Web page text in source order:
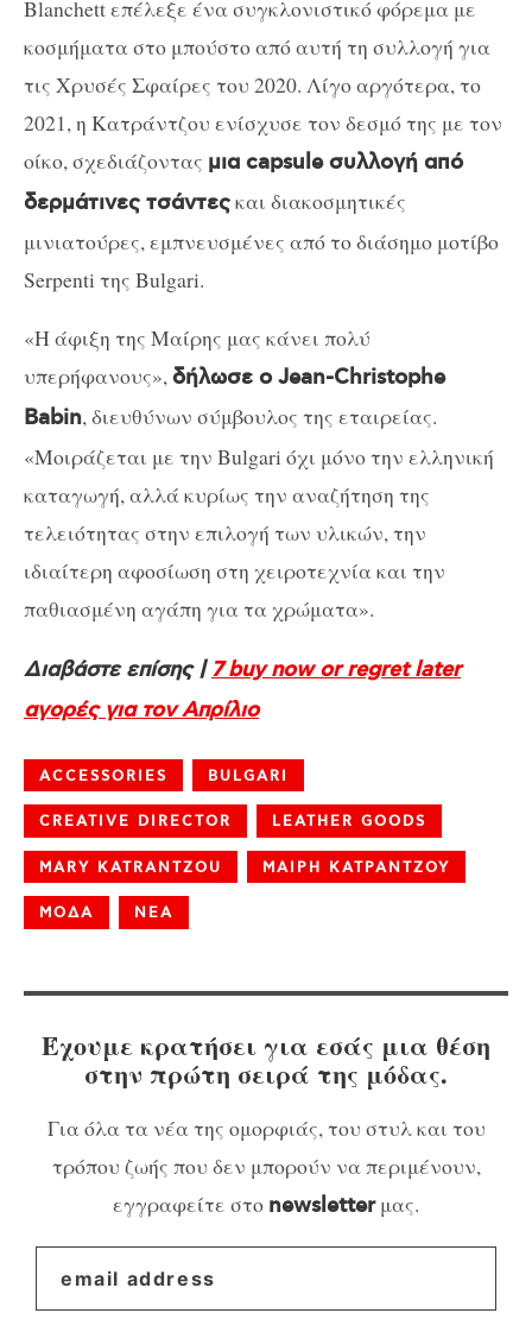
Blanchett επέλεξε ένα συγκλονιστικό φόρεμα με
κοσμήματα στο μπούστο από αυτή τη συλλογή για
τις Χρυσές Σφαίρες του 2020. Λίγο αργότερα, το
2021, η Κατράντζου ενίσχυσε τον δεσμό της με τον
οίκο, σχεδιάζοντας μια capsule συλλογή από
δερμάτινες τσάντεςκαι διακοσμητικές
μινιατούρες, εμπνευσμένες από το διάσημο μοτίβο
Serpenti της Bulgari.
«Η άφιξη της Μαίρης μας κάνει πολύ
υπερήφανους»,δήλωσε ο Jean-Christophe
Babin, διευθύνων σύμβουλος της εταιρείας.
«Μοιράζεται με την Bulgari όχι μόνο την ελληνική
καταγωγή, αλλά κυρίως την αναζήτηση της
τελειότητας στην επιλογή των υλικών, την
ιδιαίτερη αφοσίωση στη χειροτεχνία και την
παθιασμένη αγάπη για τα χρώματα».
Διαβάστε επίσης |7 buy now or regret later
αγορές για τον Απρίλιο
ACCESSORIES BULGARI
CREATIVE DIRECTOR LEATHER GOODS
MARY KATRANTZOU ΜΑΙΡΗ ΚΑΤΡΑΝΤΖΟΥ
ΜΟΔΑ ΝΕΑ
Έχουμε κρατήσει για εσάς μια θέση
στην πρώτη σειρά της μόδας.
Για όλα τα νέα της ομορφιάς, του στυλ και του
τρόπου ζωής που δεν μπορούν να περιμένουν,
εγγραφείτε στο newsletterμας.